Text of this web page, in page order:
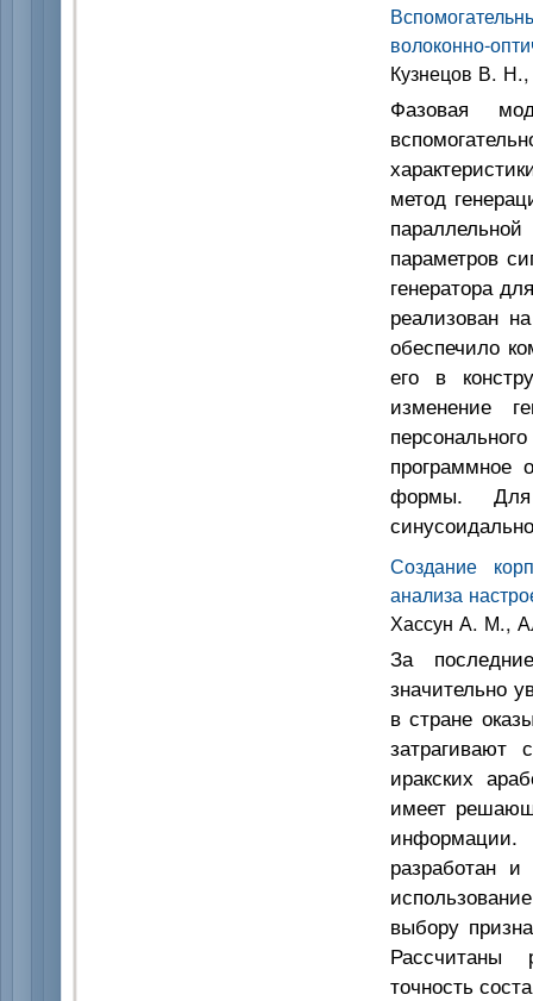
волоконно-
Кузнецов В.
Фазовая
метод
параметров
генератора
реализован
обеспечило
его в
изменение
программное
формы. Для
Создание
анализа
Хассун А. М.,
За
значительно
в стране
затрагивают
иракских
имеет
разработан
выбору
Рассчитаны
точность